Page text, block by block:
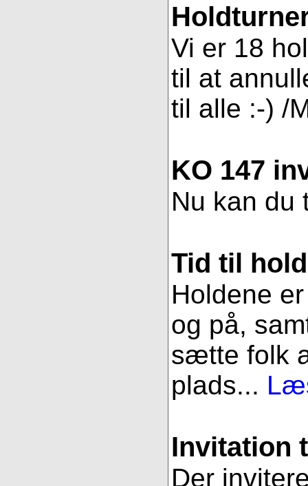
Vi er 18
til at
til alle :-) /
KO 147
Nu kan du
Tid til
Holdene
og på,
sætte folk
plads...
Invitation
Der